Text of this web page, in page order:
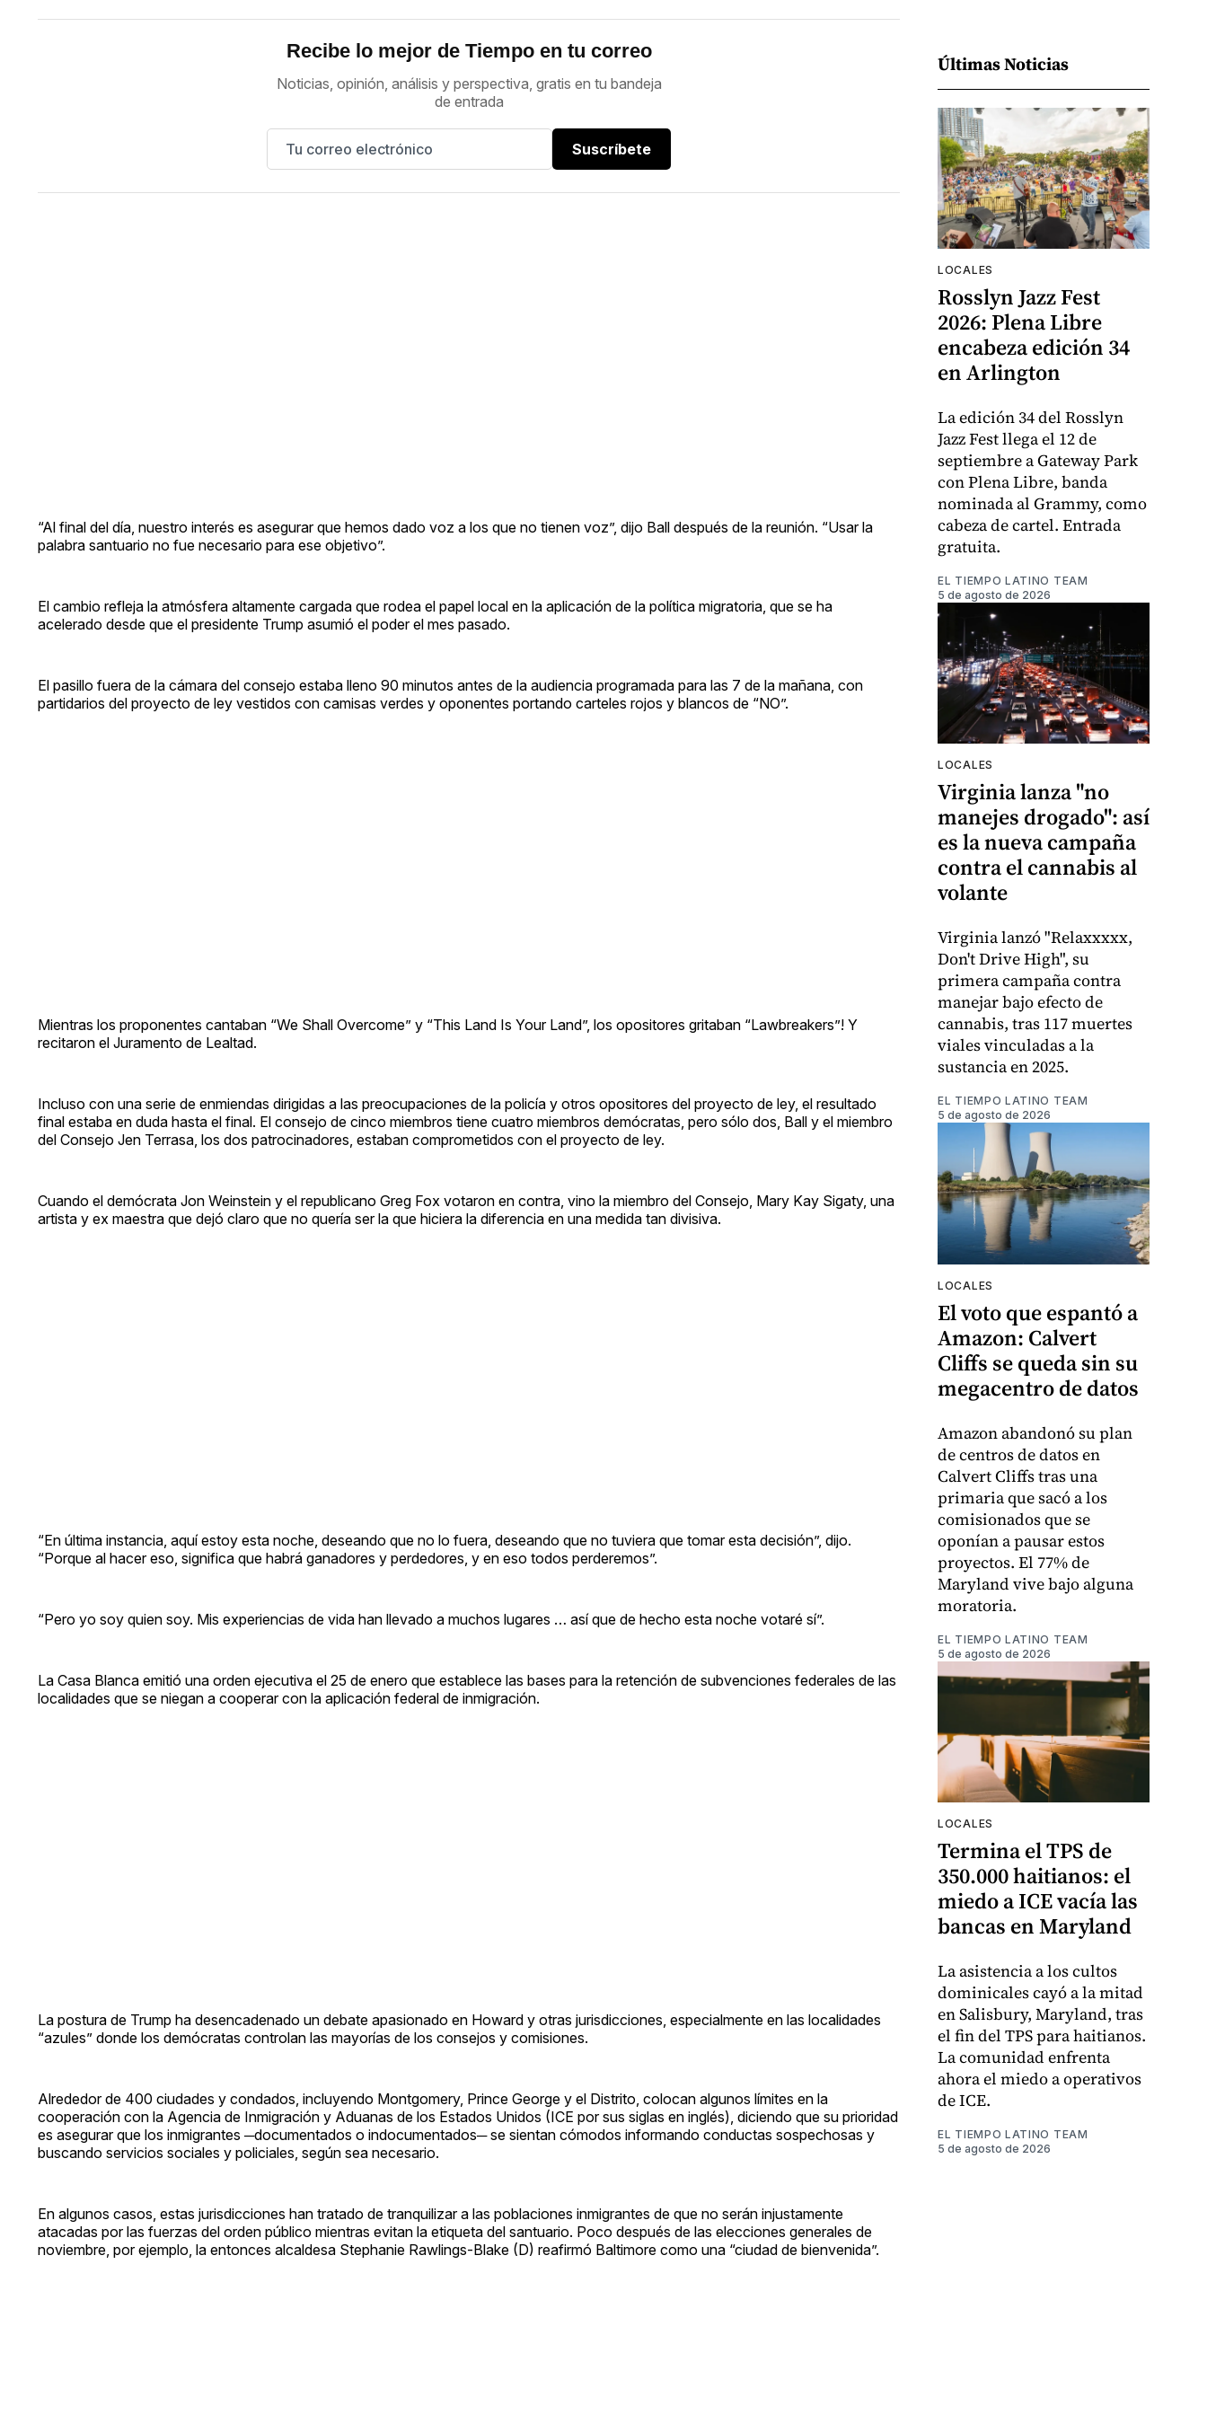
Recibe lo mejor de Tiempo en tu correo
Noticias, opinión, análisis y perspectiva, gratis en tu bandeja
de entrada
Suscríbete
“Al final del día, nuestro interés es asegurar que hemos dado voz a los que no tienen voz”, dijo Ball después de la reunión. “Usar la
palabra santuario no fue necesario para ese objetivo”.
El cambio refleja la atmósfera altamente cargada que rodea el papel local en la aplicación de la política migratoria, que se ha
acelerado desde que el presidente Trump asumió el poder el mes pasado.
El pasillo fuera de la cámara del consejo estaba lleno 90 minutos antes de la audiencia programada para las 7 de la mañana, con
partidarios del proyecto de ley vestidos con camisas verdes y oponentes portando carteles rojos y blancos de “NO”.
Mientras los proponentes cantaban “We Shall Overcome” y “This Land Is Your Land”, los opositores gritaban “Lawbreakers”! Y
recitaron el Juramento de Lealtad.
Incluso con una serie de enmiendas dirigidas a las preocupaciones de la policía y otros opositores del proyecto de ley, el resultado
final estaba en duda hasta el final. El consejo de cinco miembros tiene cuatro miembros demócratas, pero sólo dos, Ball y el miembro
del Consejo Jen Terrasa, los dos patrocinadores, estaban comprometidos con el proyecto de ley.
Cuando el demócrata Jon Weinstein y el republicano Greg Fox votaron en contra, vino la miembro del Consejo, Mary Kay Sigaty, una
artista y ex maestra que dejó claro que no quería ser la que hiciera la diferencia en una medida tan divisiva.
“En última instancia, aquí estoy esta noche, deseando que no lo fuera, deseando que no tuviera que tomar esta decisión”, dijo.
“Porque al hacer eso, significa que habrá ganadores y perdedores, y en eso todos perderemos”.
“Pero yo soy quien soy. Mis experiencias de vida han llevado a muchos lugares … así que de hecho esta noche votaré sí”.
La Casa Blanca emitió una orden ejecutiva el 25 de enero que establece las bases para la retención de subvenciones federales de las
localidades que se niegan a cooperar con la aplicación federal de inmigración.
La postura de Trump ha desencadenado un debate apasionado en Howard y otras jurisdicciones, especialmente en las localidades
“azules” donde los demócratas controlan las mayorías de los consejos y comisiones.
Alrededor de 400 ciudades y condados, incluyendo Montgomery, Prince George y el Distrito, colocan algunos límites en la
cooperación con la Agencia de Inmigración y Aduanas de los Estados Unidos (ICE por sus siglas en inglés), diciendo que su prioridad
es asegurar que los inmigrantes ─documentados o indocumentados─ se sientan cómodos informando conductas sospechosas y
buscando servicios sociales y policiales, según sea necesario.
En algunos casos, estas jurisdicciones han tratado de tranquilizar a las poblaciones inmigrantes de que no serán injustamente
atacadas por las fuerzas del orden público mientras evitan la etiqueta del santuario. Poco después de las elecciones generales de
noviembre, por ejemplo, la entonces alcaldesa Stephanie Rawlings-Blake (D) reafirmó Baltimore como una “ciudad de bienvenida”.
Últimas Noticias
LOCALES
Rosslyn Jazz Fest
2026: Plena Libre
encabeza edición 34
en Arlington
La edición 34 del Rosslyn
Jazz Fest llega el 12 de
septiembre a Gateway Park
con Plena Libre, banda
nominada al Grammy, como
cabeza de cartel. Entrada
gratuita.
EL TIEMPO LATINO TEAM
5 de agosto de 2026
LOCALES
Virginia lanza "no
manejes drogado": así
es la nueva campaña
contra el cannabis al
volante
Virginia lanzó "Relaxxxxx,
Don't Drive High", su
primera campaña contra
manejar bajo efecto de
cannabis, tras 117 muertes
viales vinculadas a la
sustancia en 2025.
EL TIEMPO LATINO TEAM
5 de agosto de 2026
LOCALES
El voto que espantó a
Amazon: Calvert
Cliffs se queda sin su
megacentro de datos
Amazon abandonó su plan
de centros de datos en
Calvert Cliffs tras una
primaria que sacó a los
comisionados que se
oponían a pausar estos
proyectos. El 77% de
Maryland vive bajo alguna
moratoria.
EL TIEMPO LATINO TEAM
5 de agosto de 2026
LOCALES
Termina el TPS de
350.000 haitianos: el
miedo a ICE vacía las
bancas en Maryland
La asistencia a los cultos
dominicales cayó a la mitad
en Salisbury, Maryland, tras
el fin del TPS para haitianos.
La comunidad enfrenta
ahora el miedo a operativos
de ICE.
EL TIEMPO LATINO TEAM
5 de agosto de 2026